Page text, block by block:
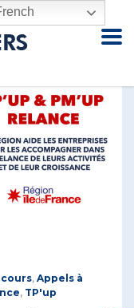
, Appels à
, TP'up